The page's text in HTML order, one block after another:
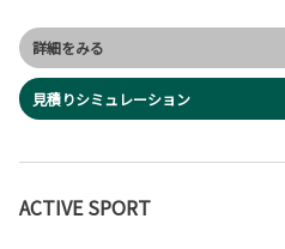
詳細をみる
見積りシミュレーション
ACTIVE SPORT